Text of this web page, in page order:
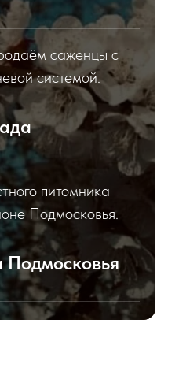
саженцы с
системой.
питомника
Подмосковья.